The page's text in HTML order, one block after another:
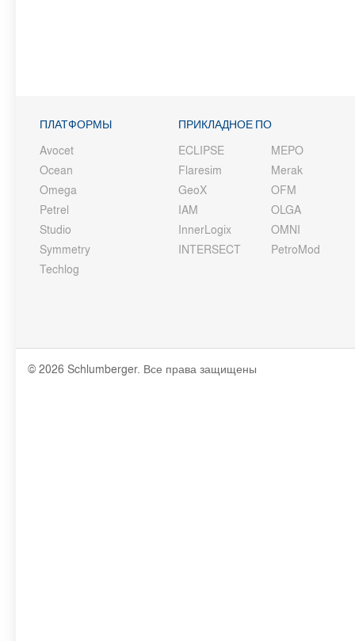
ПЛАТФОРМЫ
Avocet
Ocean
Omega
Petrel
Studio
Symmetry
Techlog
ПРИКЛАДНОЕ ПО
ECLIPSE
Flaresim
GeoX
IAM
InnerLogix
INTERSECT
MEPO
Merak
OFM
OLGA
OMNI
PetroMod
© 2026 Schlumberger. Все права защищены